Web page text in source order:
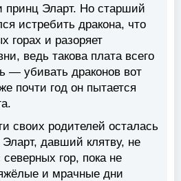
принц Эларт. Но старший
истребить дракона, что
горах и разоряет
ведь такова плата всего
— убивать драконов вот
почти год он пытается
своих родителей осталась
давший клятву, не
гор, пока не
и мрачные дни